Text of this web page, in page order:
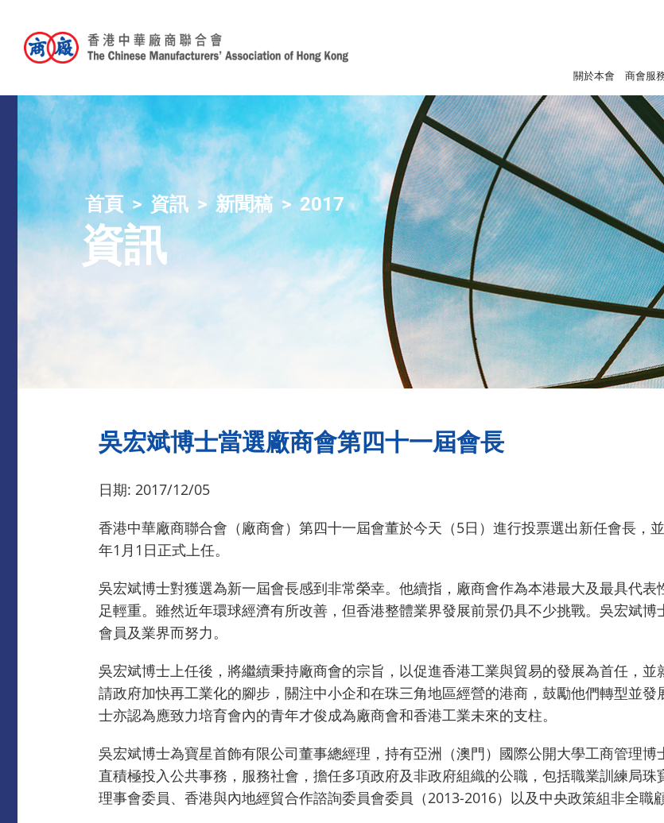
關於本會 商會服
首頁 資訊 新聞稿 2017
資訊
吳宏斌博士當選廠商會第四十一屆會長
日期: 2017/12/05
香港中華廠商聯合會（廠商會）第四十一屆會董於今天（5日）進行投票選出新任會長，
年1月1日正式上任。
吳宏斌博士對獲選為新一屆會長感到非常榮幸。他續指，廠商會作為本港最大及最具代
足輕重。雖然近年環球經濟有所改善，但香港整體業界發展前景仍具不少挑戰。吳宏斌
會員及業界而努力。
吳宏斌博士上任後，將繼續秉持廠商會的宗旨，以促進香港工業與貿易的發展為首任，
請政府加快再工業化的腳步，關注中小企和在珠三角地區經營的港商，鼓勵他們轉型並
士亦認為應致力培育會內的青年才俊成為廠商會和香港工業未來的支柱。
吳宏斌博士為寶星首飾有限公司董事總經理，持有亞洲（澳門）國際公開大學工商管理
直積極投入公共事務，服務社會，擔任多項政府及非政府組織的公職，包括職業訓練局
理事會委員、香港與內地經貿合作諮詢委員會委員（2013-2016）以及中央政策組非全職顧